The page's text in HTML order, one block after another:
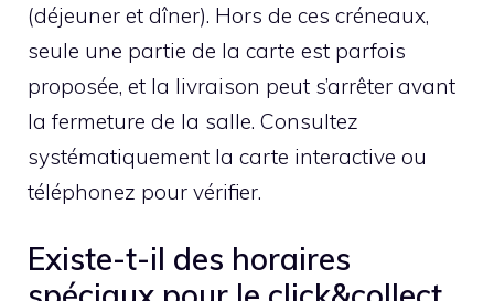
(déjeuner et dîner). Hors de ces créneaux,
seule une partie de la carte est parfois
proposée, et la livraison peut s’arrêter avant
la fermeture de la salle. Consultez
systématiquement la carte interactive ou
téléphonez pour vérifier.
Existe-t-il des horaires